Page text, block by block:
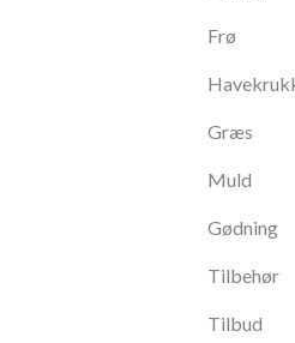
Frø
Græs
Muld
Gødning
Tilbehør
Tilbud